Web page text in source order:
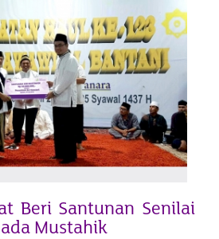
Beri Santunan Senilai
Mustahik